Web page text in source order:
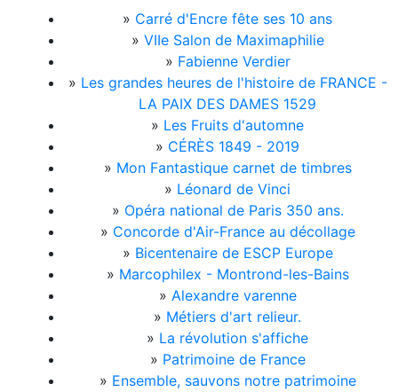
» Carré d'Encre fête ses 10 ans
» VIIe Salon de Maximaphilie
» Fabienne Verdier
» Les grandes heures de l'histoire de FRANCE -
LA PAIX DES DAMES 1529
» Les Fruits d'automne
» CÉRÈS 1849 - 2019
» Mon Fantastique carnet de timbres
» Léonard de Vinci
» Opéra national de Paris 350 ans.
» Concorde d'Air-France au décollage
» Bicentenaire de ESCP Europe
» Marcophilex - Montrond-les-Bains
» Alexandre varenne
» Métiers d'art relieur.
» La révolution s'affiche
» Patrimoine de France
» Ensemble, sauvons notre patrimoine